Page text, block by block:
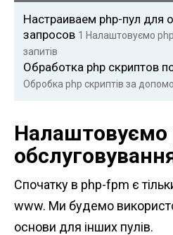
Настраиваем php-пул для
запросов 1 Налаштовуємо
запитів
Обработка php скриптов
Обробка php скриптів за
Налаштовуємо
Спочатку в php-fpm є
www. Ми будемо
основи для інших пулів.